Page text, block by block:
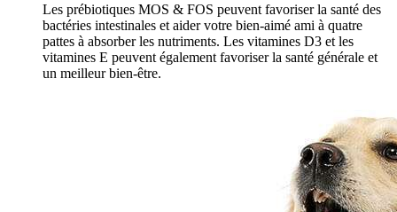
Les prébiotiques MOS & FOS peuvent favoriser la santé des
bactéries intestinales et aider votre bien-aimé ami à quatre
pattes à absorber les nutriments. Les vitamines D3 et les
vitamines E peuvent également favoriser la santé générale et
un meilleur bien-être.